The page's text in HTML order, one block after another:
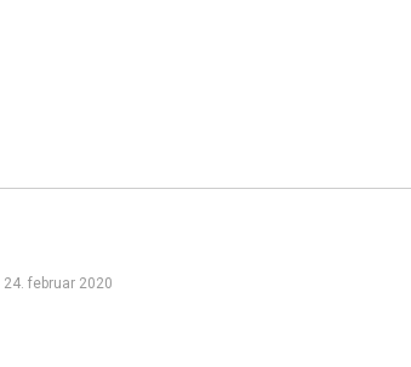
24. februar 2020